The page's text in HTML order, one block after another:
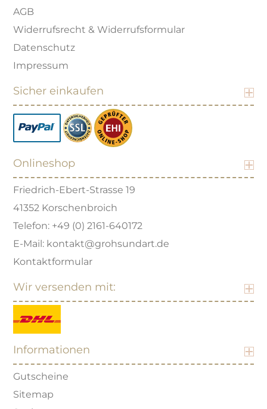
AGB
Widerrufsrecht & Widerrufsformular
Datenschutz
Impressum
Sicher einkaufen
Onlineshop
Friedrich-Ebert-Strasse 19
41352 Korschenbroich
Telefon: +49 (0) 2161-640172
E-Mail: kontakt@grohsundart.de
Kontaktformular
Wir versenden mit:
Informationen
Gutscheine
Sitemap